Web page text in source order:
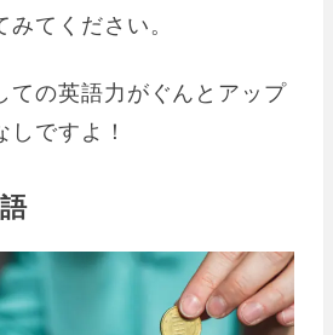
てください。
ての英語力がぐんとアップ
しですよ！